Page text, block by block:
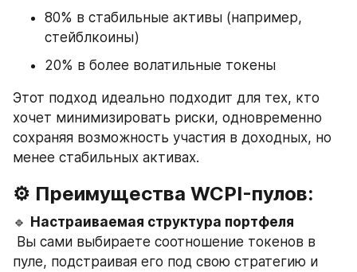
80% в стабильные активы (например,
стейблкоины)
20% в более волатильные токены
Этот подход идеально подходит для тех, кто
хочет минимизировать риски, одновременно
сохраняя возможность участия в доходных, но
менее стабильных активах.
⚙️ Преимущества WCPI-пулов:
🔹 Настраиваемая структура портфеля
пуле, подстраивая его под свою стратегию и